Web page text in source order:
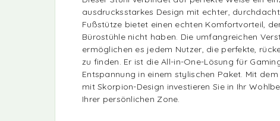
ausdrucksstarkes Design mit echter,
Fußstütze bietet einen echten Komfortvorteil,
Bürostühle nicht haben. Die umfangreichen
ermöglichen es jedem Nutzer, die perfekte,
zu finden. Er ist die All-in-One-Lösung für
Entspannung in einem stylischen Paket. Mit
mit Skorpion-Design investieren Sie in Ihr
Ihrer persönlichen Zone.